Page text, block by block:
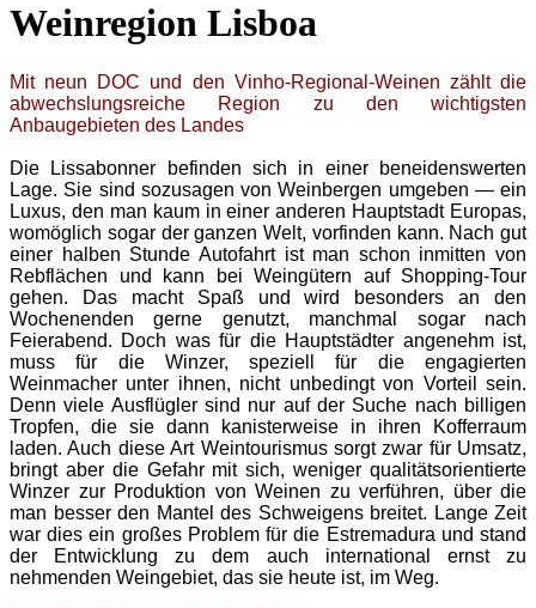
Weinregion Lisboa
Mit neun DOC und den Vinho-Regional-Weinen zählt die
abwechslungsreiche Region zu den wichtigsten
Anbaugebieten des Landes
Die Lissabonner befinden sich in einer beneidenswerten
Lage. Sie sind sozusagen von Weinbergen umgeben — ein
Luxus, den man kaum in einer anderen Hauptstadt Europas,
womöglich sogar der ganzen Welt, vorfinden kann. Nach gut
einer halben Stunde Autofahrt ist man schon inmitten von
Rebflächen und kann bei Weingütern auf Shopping-Tour
gehen. Das macht Spaß und wird besonders an den
Wochenenden gerne genutzt, manchmal sogar nach
Feierabend. Doch was für die Hauptstädter angenehm ist,
muss für die Winzer, speziell für die engagierten
Weinmacher unter ihnen, nicht unbedingt von Vorteil sein.
Denn viele Ausflügler sind nur auf der Suche nach billigen
Tropfen, die sie dann kanisterweise in ihren Kofferraum
laden. Auch diese Art Weintourismus sorgt zwar für Umsatz,
bringt aber die Gefahr mit sich, weniger qualitätsorientierte
Winzer zur Produktion von Weinen zu verführen, über die
man besser den Mantel des Schweigens breitet. Lange Zeit
war dies ein großes Problem für die Estremadura und stand
der Entwicklung zu dem auch international ernst zu
nehmenden Weingebiet, das sie heute ist, im Weg.